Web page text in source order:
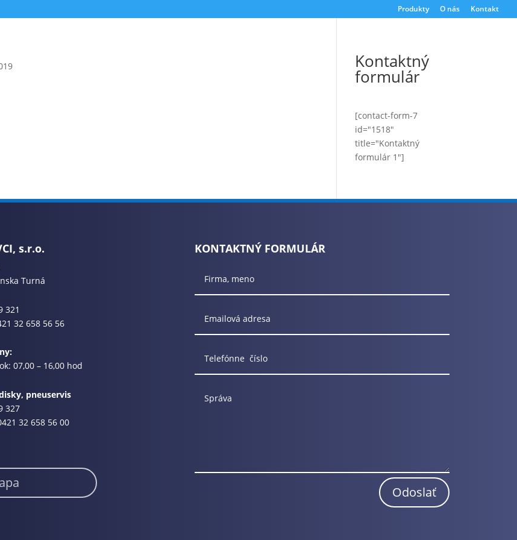
Produkty O nás Kontakt
Kontaktný
formulár
[contact-form-7
id="1518"
title="Kontaktný
formulár 1"]
s.r.o.
Turná
321
32 658 56 56
07,00 – 16,00 hod
pneuservis
327
32 658 56 00
KONTAKTNÝ FORMULÁR
Odoslať